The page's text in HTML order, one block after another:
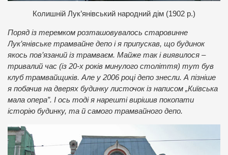
Колишній Лук’янівський народний дім (1902 р.)
Поряд із теремком розташовувалось старовинне
Лук’янівське трамвайне депо і я припускав, що будинок
якось пов’язаний із трамваєм. Майже так і виявилося –
тривалий час (із 20-х років минулого століття) тут був
клуб трамвайщиків. Але у 2006 році депо знесли. А пізніше
я побачив на дверях будинку листочок із написом „Київська
мала опера”. І ось тоді я нарешті вирішив покопати
історію будинку, та й самого трамвайного депо.